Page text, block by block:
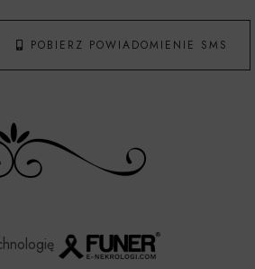
POBIERZ POWIADOMIENIE SMS